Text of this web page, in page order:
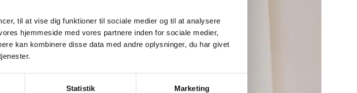
til at vise dig funktioner til sociale medier og til at analysere
hjemmeside med vores partnere inden for sociale medier,
kan kombinere disse data med andre oplysninger, du har givet
Statistik Marketing